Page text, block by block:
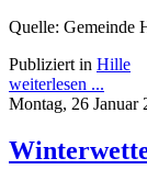
Quelle: Gemeinde
Publiziert in Hille
weiterlesen ...
Montag, 26 Januar